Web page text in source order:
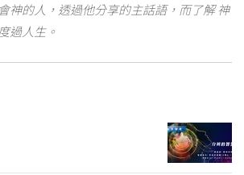
神的人，透過他分享的主話語，而了解 神
過人生。